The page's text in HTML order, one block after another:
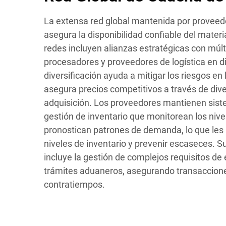
La extensa red global mantenida por
asegura la disponibilidad confiable del
redes incluyen alianzas estratégicas con
procesadores y proveedores de logística en
diversificación ayuda a mitigar los riesgos
asegura precios competitivos a través de
adquisición. Los proveedores mantienen
gestión de inventario que monitorean los
pronostican patrones de demanda, lo que
niveles de inventario y prevenir escaseces.
incluye la gestión de complejos requisitos de
trámites aduaneros, asegurando
contratiempos.